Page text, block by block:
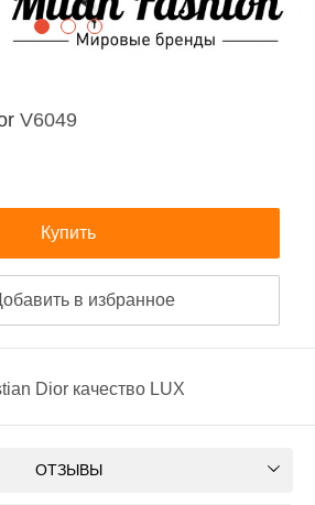
V6049
Купить
в избранное
Dior качество LUX
ОТЗЫВЫ